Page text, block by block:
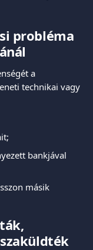
probléma
a
technikai vagy
bankjával
másik